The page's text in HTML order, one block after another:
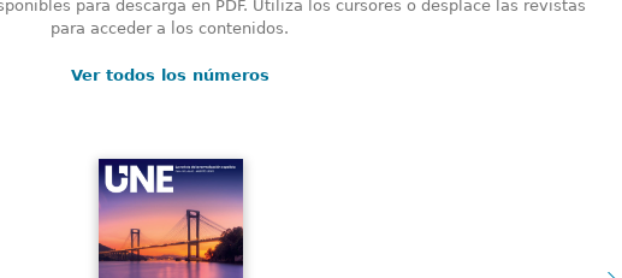
para descarga en PDF. Utiliza los cursores o desplace las revistas
para acceder a los contenidos.
Ver todos los números